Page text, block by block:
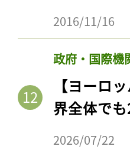
2016/11/16
政府・国際機
【ヨーロ
界全体で
2026/07/22